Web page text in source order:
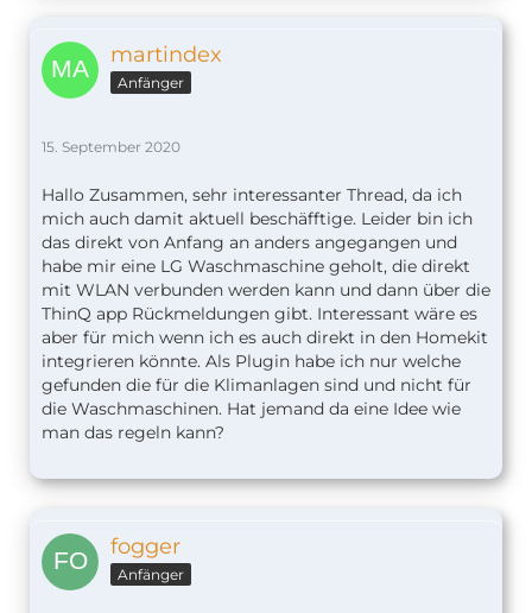
martindex
Anfänger
15. September 2020
Hallo Zusammen, sehr interessanter Thread, da ich
mich auch damit aktuell beschäfftige. Leider bin ich
das direkt von Anfang an anders angegangen und
habe mir eine LG Waschmaschine geholt, die direkt
mit WLAN verbunden werden kann und dann über die
ThinQ app Rückmeldungen gibt. Interessant wäre es
aber für mich wenn ich es auch direkt in den Homekit
integrieren könnte. Als Plugin habe ich nur welche
gefunden die für die Klimanlagen sind und nicht für
die Waschmaschinen. Hat jemand da eine Idee wie
man das regeln kann?
fogger
Anfänger